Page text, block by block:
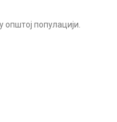
популацији.